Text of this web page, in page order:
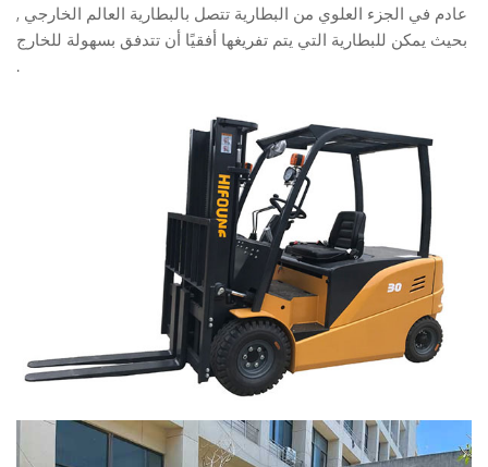
عادم في الجزء العلوي من البطارية تتصل بالبطارية العالم الخارجي ,
بحيث يمكن للبطارية التي يتم تفريغها أفقيًا أن تتدفق بسهولة للخارج
.